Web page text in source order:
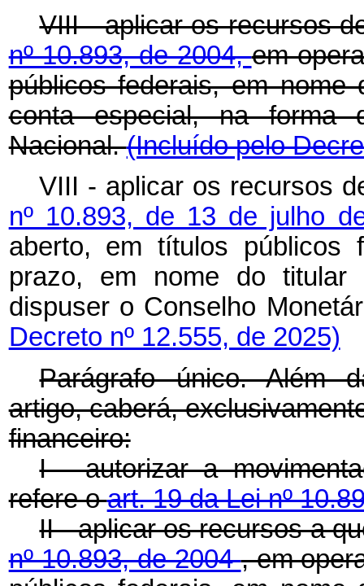
VIII - aplicar os recursos
nº 10.893, de 2004,em
públicos federais, em
conta especial, na forma
Nacional.(Incluído pelo
VIII - aplicar os recursos
nº 10.893, de 13 de julho
aberto, em títulos públicos
prazo, em nome do
dispuser o Conselho
Decreto nº 12.555, de 2025)
Parágrafo único. Além
artigo, caberá,
financeiro:
I - autorizar a
refere oart. 19 da Lei nº
II - aplicar os recursos a
nº 10.893, de 2004, em